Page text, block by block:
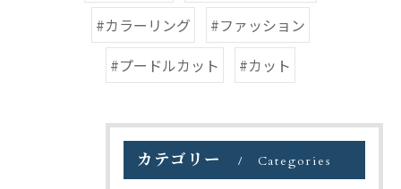
#カラーリング
#ファッション
#プードルカット
#カット
カテゴリー Categories